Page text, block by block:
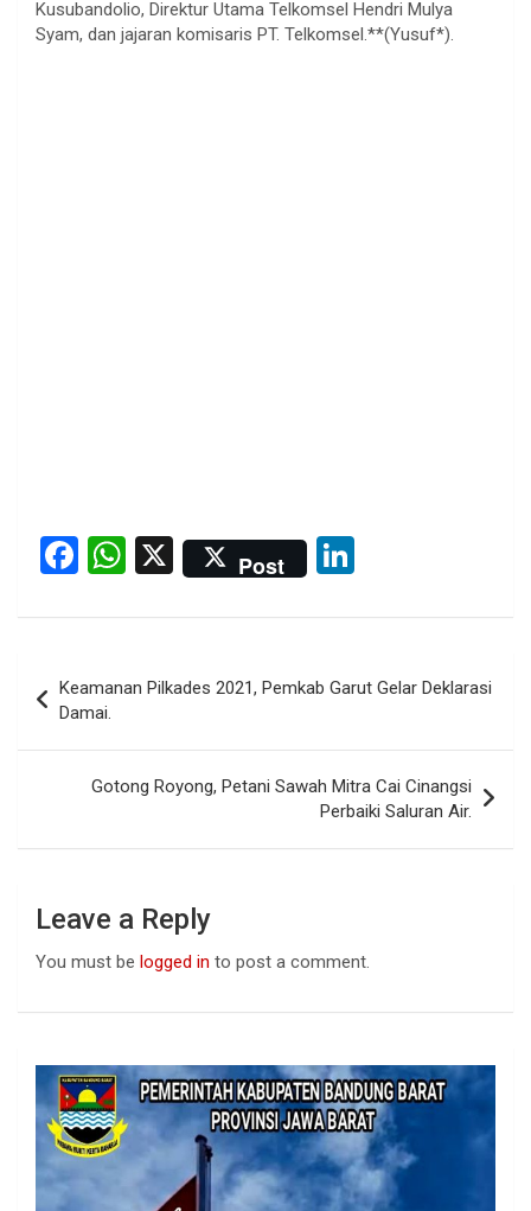
Kusubandolio, Direktur Utama Telkomsel Hendri Mulya
Syam, dan jajaran komisaris PT. Telkomsel.**(Yusuf*).
F
ce
o
o
k
W
at
A
p
p
X Post
ke
dI
n
navigation
Keamanan Pilkades 2021, Pemkab Garut Gelar Deklarasi
Damai.
Gotong Royong, Petani Sawah Mitra Cai Cinangsi
Perbaiki Saluran Air.
Leave a Reply
You must be logged in to post a comment.